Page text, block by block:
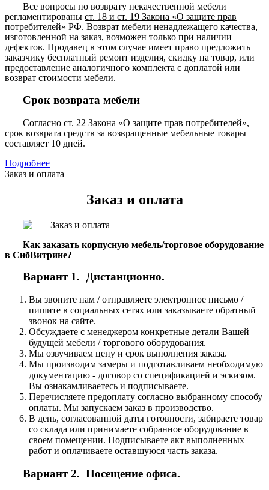
Все вопросы по возврату некачественной мебели
регламентированы ст. 18 и ст. 19 Закона «О защите прав
потребителей» РФ. Возврат мебели ненадлежащего качества,
изготовленной на заказ, возможен только при наличии
дефектов. Продавец в этом случае имеет право предложить
заказчику бесплатный ремонт изделия, скидку на товар, или
предоставление аналогичного комплекта с доплатой или
возврат стоимости мебели.
Срок возврата мебели
Согласно ст. 22 Закона «О защите прав потребителей»,
срок возврата средств за возвращенные мебельные товары
составляет 10 дней.
Подробнее
Заказ и оплата
Заказ и оплата
Как заказать корпусную мебель/торговое оборудование
в СибВитрине?
Вариант 1. Дистанционно.
Вы звоните нам / отправляете электронное письмо /
пишите в социальных сетях или заказываете обратный
звонок на сайте.
Обсуждаете с менеджером конкретные детали Вашей
будущей мебели / торгового оборудования.
Мы озвучиваем цену и срок выполнения заказа.
Мы производим замеры и подготавливаем необходимую
документацию - договор со спецификацией и эскизом.
Вы ознакамливаетесь и подписываете.
Перечисляете предоплату согласно выбранному способу
оплаты. Мы запускаем заказ в производство.
В день, согласованной даты готовности, забираете товар
со склада или принимаете собранное оборудование в
своем помещении. Подписываете акт выполненных
работ и оплачиваете оставшуюся часть заказа.
Вариант 2. Посещение офиса.